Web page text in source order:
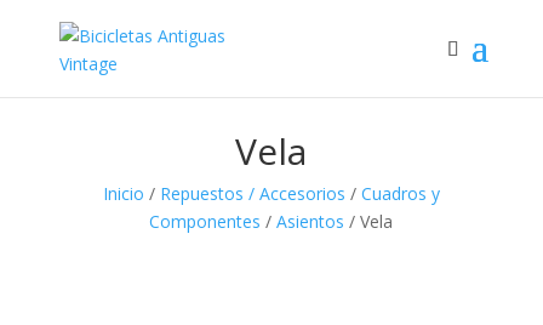
Vela
Inicio / Repuestos / Accesorios / Cuadros y
Componentes /Asientos / Vela